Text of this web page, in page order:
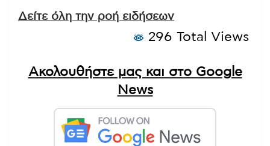
Δείτε όλη την ροή ειδήσεων
296 Total Views
Ακολουθήστε μας και στο Google
News